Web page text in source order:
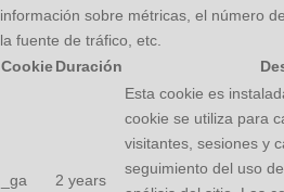
información sobre métricas, el número
la fuente de tráfico, etc.
CookieDuración
_ga 2 years
Esta cookie es
cookie se utiliza para
visitantes, sesiones y
seguimiento del uso